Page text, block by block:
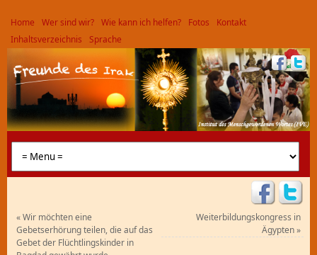
Home Wer sind wir? Wie kann ich helfen? Fotos
Kontakt
Inhaltsverzeichnis
Sprache
«Wir möchten eine
Gebetserhörung teilen, die auf das
Gebet der Flüchtlingskinder in
Weiterbildungskongress in
Ägypten»